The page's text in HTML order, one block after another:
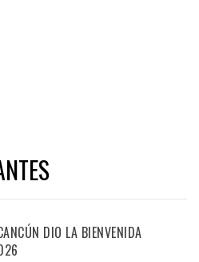
DIO LA BIENVENIDA